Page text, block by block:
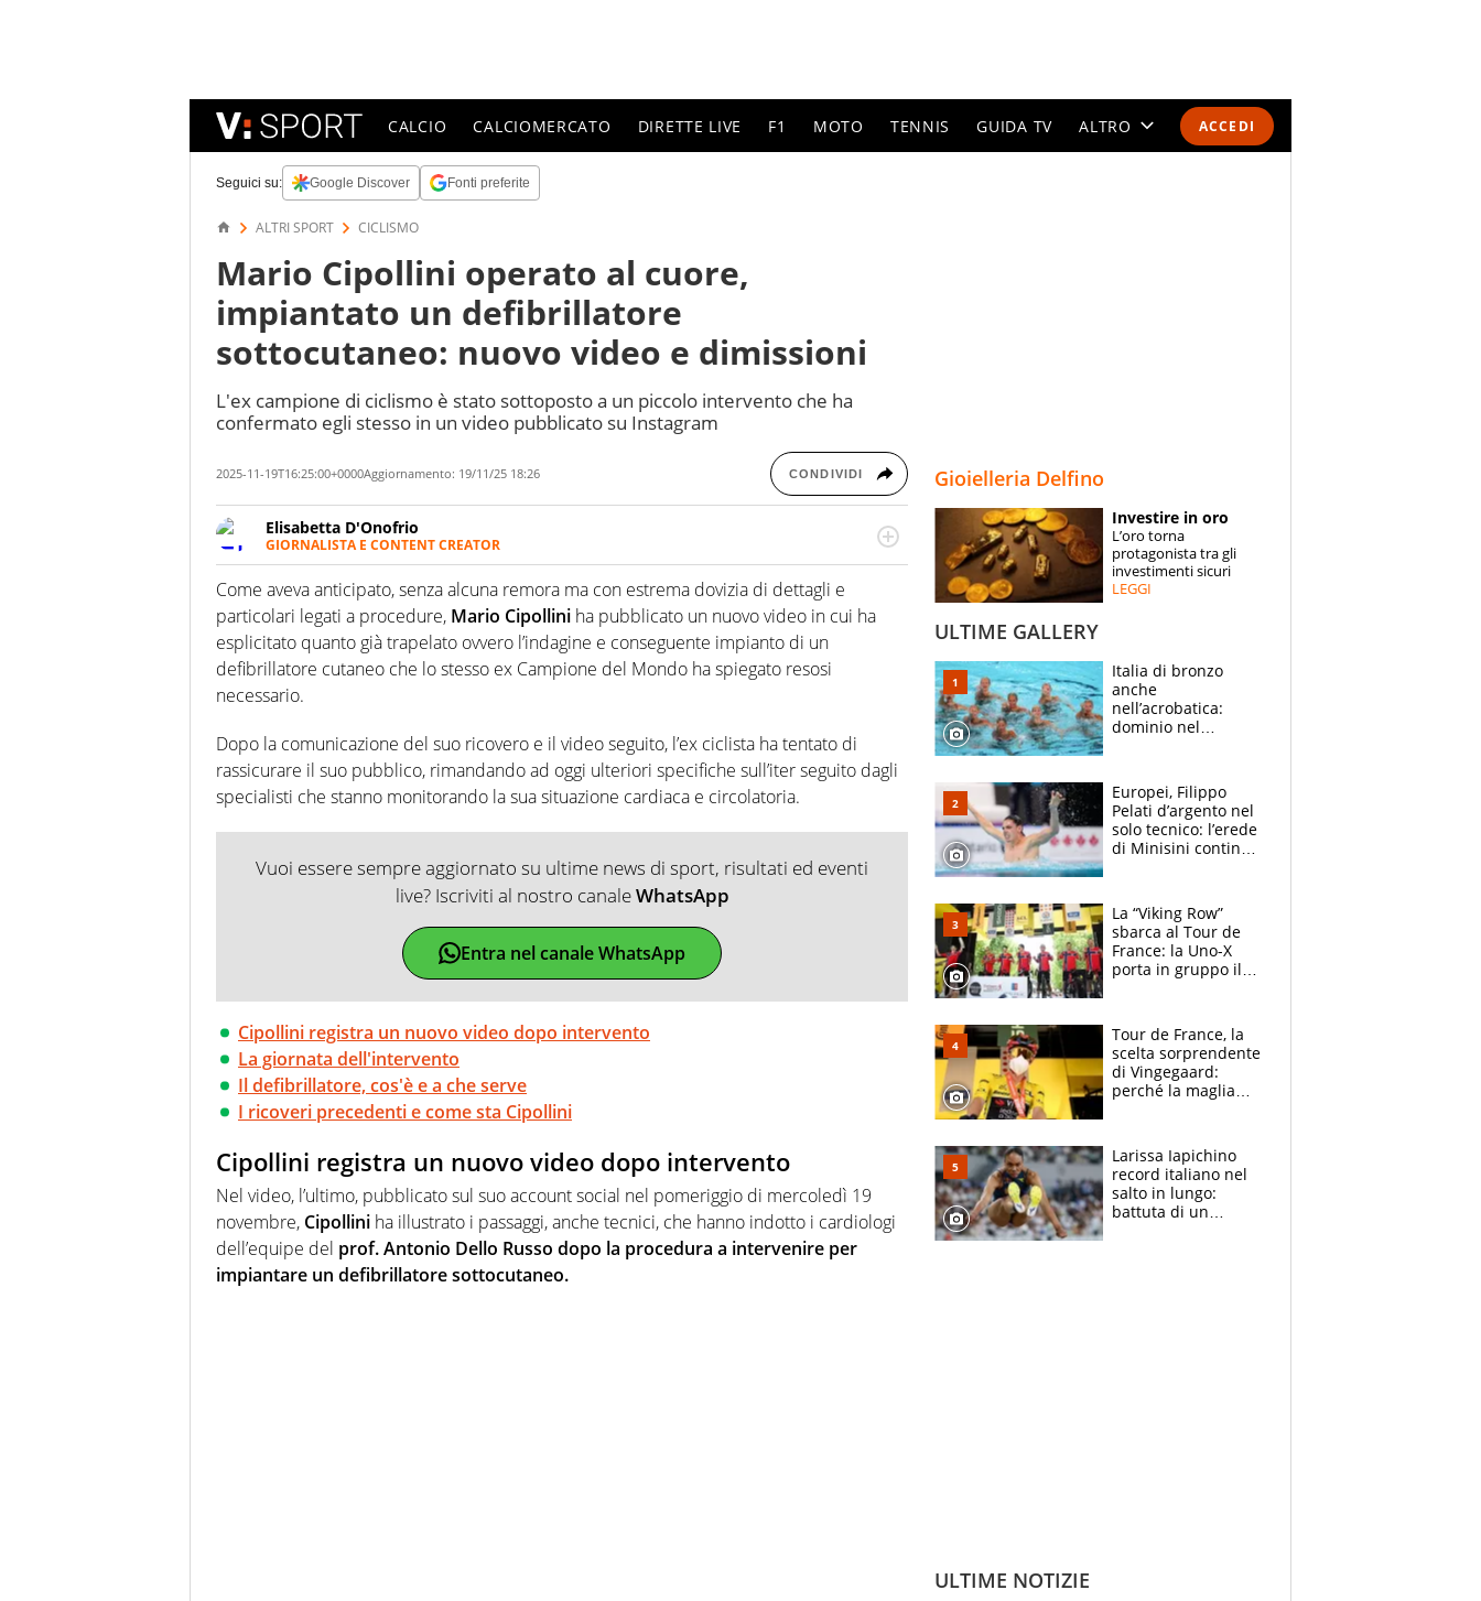
ACCEDI
CALCIO CALCIOMERCATO DIRETTE LIVE F1 MOTO TENNIS GUIDA TV ALTRO
SPECIALI
ESPERTI
Seguici su: Google Discover Fonti preferite
ALTRI SPORT CICLISMO
Mario Cipollini operato al cuore,
impiantato un defibrillatore
sottocutaneo: nuovo video e dimissioni
L'ex campione di ciclismo è stato sottoposto a un piccolo intervento che ha
confermato egli stesso in un video pubblicato su Instagram
2025-11-19T16:25:00+0000Aggiornamento: 19/11/25 18:26 CONDIVIDI
Elisabetta D'Onofrio
GIORNALISTA E CONTENT CREATOR
Giornalista professionista dal 2007, scrive per curiosità personale e necessità:
soprattutto di calcio, di sport e dei suoi protagonisti, concedendosi innocenti evasioni
nell'ambito della creazione di format. Un tempo ala destra, oggi si sente a suo agio nel
ruolo di libero. Cura una classifica riservata dei migliori 5 calciatori di sempre.
Come aveva anticipato, senza alcuna remora ma con estrema dovizia di dettagli e
particolari legati a procedure, Mario Cipollini ha pubblicato un nuovo video in cui ha
esplicitato quanto già trapelato ovvero l’indagine e conseguente impianto di un
defibrillatore cutaneo che lo stesso ex Campione del Mondo ha spiegato resosi
necessario.
Dopo la comunicazione del suo ricovero e il video seguito, l’ex ciclista ha tentato di
rassicurare il suo pubblico, rimandando ad oggi ulteriori specifiche sull’iter seguito dagli
specialisti che stanno monitorando la sua situazione cardiaca e circolatoria.
Vuoi essere sempre aggiornato su ultime news di sport, risultati ed eventi
live? Iscriviti al nostro canaleWhatsApp
Entra nel canale WhatsApp
Cipollini registra un nuovo video dopo intervento
La giornata dell'intervento
Il defibrillatore, cos'è e a che serve
I ricoveri precedenti e come sta Cipollini
Cipollini registra un nuovo video dopo intervento
Nel video, l’ultimo, pubblicato sul suo account social nel pomeriggio di mercoledì 19
novembre, Cipollini ha illustrato i passaggi, anche tecnici, che hanno indotto i cardiologi
dell’equipe del prof. Antonio Dello Russo dopo la procedura a intervenire per
impiantare un defibrillatore sottocutaneo.
Gioielleria Delfino
Investire in oro
L’oro torna
protagonista tra gli
investimenti sicuri
LEGGI
ULTIME GALLERY
Italia di bronzo
anche
nell’acrobatica:
dominio nel
e compagni
continuare
Europei, Filippo
Pelati d’argento nel
solo tecnico: l’erede
di Minisini continua
mirino
La “Viking Row”
sbarca al Tour de
France: la Uno-X
porta in gruppo il
compagni
Tour de France, la
scelta sorprendente
di Vingegaard:
perché la maglia
rischio da evitare
Larissa Iapichino
record italiano nel
salto in lungo:
battuta di un
ULTIME NOTIZIE